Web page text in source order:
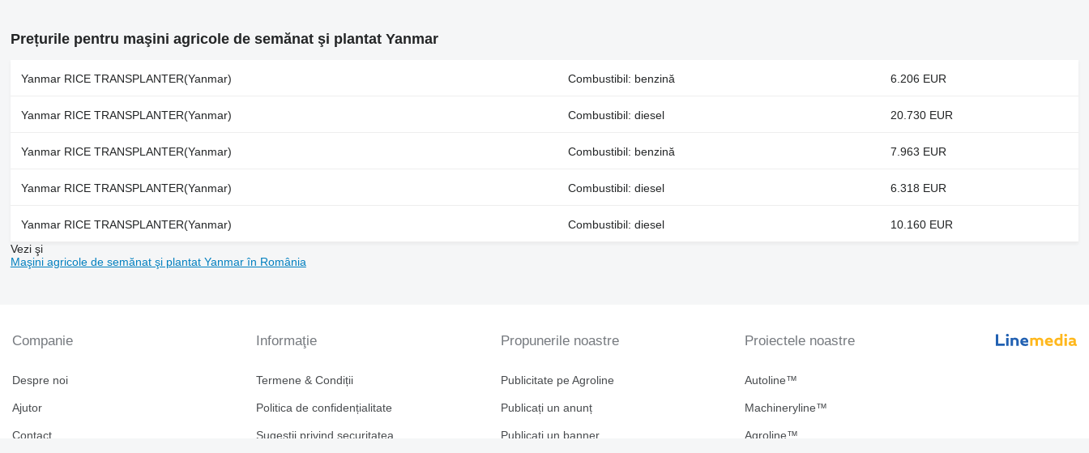
Prețurile pentru maşini agricole de semănat şi plantat Yanmar
Yanmar RICE TRANSPLANTER(Yanmar) Combustibil: benzină 6.206 EUR
Yanmar RICE TRANSPLANTER(Yanmar) Combustibil: diesel 20.730 EUR
Yanmar RICE TRANSPLANTER(Yanmar) Combustibil: benzină 7.963 EUR
Yanmar RICE TRANSPLANTER(Yanmar) Combustibil: diesel 6.318 EUR
Yanmar RICE TRANSPLANTER(Yanmar) Combustibil: diesel
10.160 EUR
Vezi şi
Maşini agricole de semănat şi plantat Yanmar în România
Companie
Despre noi
Ajutor
Contact
Informaţie
Termene & Condiții
Politica de confidențialitate
Sugestii privind securitatea
Propunerile noastre
Publicitate pe Agroline
Publicați un anunț
Publicați un banner
Proiectele noastre
Autoline™
Machineryline™
Agroline™